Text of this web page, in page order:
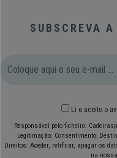
SUBSCREVA
Li e aceito o
Responsável pelo ficheiro:
Legitimação: Consentimento;
Direitos: Aceder, retificar, apagar os
na